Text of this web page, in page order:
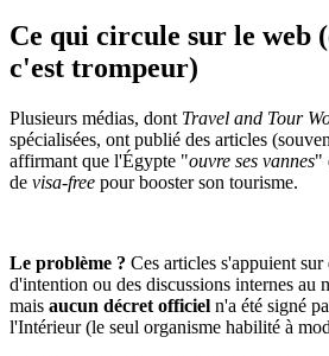
Ce qui circule sur le web
c'est trompeur)
Plusieurs médias, dont Travel and Tour
spécialisées, ont publié des articles
affirmant que l'Égypte "ouvre ses vannes"
de visa-free pour booster son tourisme.
Le problème ? Ces articles s'appuient sur
d'intention ou des discussions internes au
mais aucun décret officiel n'a été signé
l'Intérieur (le seul organisme habilité à